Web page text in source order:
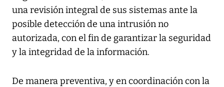
una revisión integral de sus sistemas ante la
posible detección de una intrusión no
autorizada, con el fin de garantizar la seguridad
y la integridad de la información.
De manera preventiva, y en coordinación con la